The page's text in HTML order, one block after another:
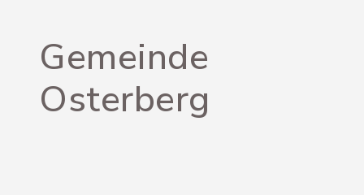
Gemeinde
Osterberg